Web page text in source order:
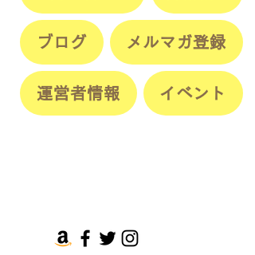
ブログ メルマガ登録
運営者情報 イベント